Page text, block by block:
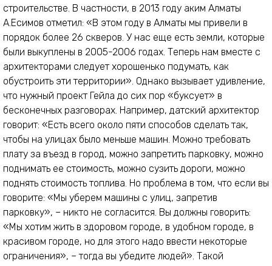
строительстве. В частности, в 2013 году аким Алматы
А.Есимов отметил: «В этом году в Алматы мы привели в
порядок более 26 скверов. У нас еще есть земли, которые
были выкуплены в 2005-2006 годах. Теперь нам вместе с
архитекторами следует хорошенько подумать, как
обустроить эти территории». Однако вызывает удивление,
что нужный проект Гейла до сих пор «буксует» в
бесконечных разговорах. Например, датский архитектор
говорит: «Есть всего около пяти способов сделать так,
чтобы на улицах было меньше машин. Можно требовать
плату за въезд в город, можно запретить парковку, можно
поднимать ее стоимость, можно сузить дороги, можно
поднять стоимость топлива. Но проблема в том, что если вы
говорите: «Мы уберем машины с улиц, запретив
парковку», – никто не согласится. Вы должны говорить:
«Мы хотим жить в здоровом городе, в удобном городе, в
красивом городе, но для этого надо ввести некоторые
ограничения», – тогда вы убедите людей». Такой